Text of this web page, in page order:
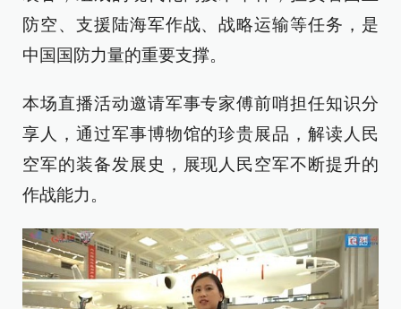
防空、支援陆海军作战、战略运输等任务，是
中国国防力量的重要支撑。
本场直播活动邀请军事专家傅前哨担任知识分
享人，通过军事博物馆的珍贵展品，解读人民
空军的装备发展史，展现人民空军不断提升的
作战能力。